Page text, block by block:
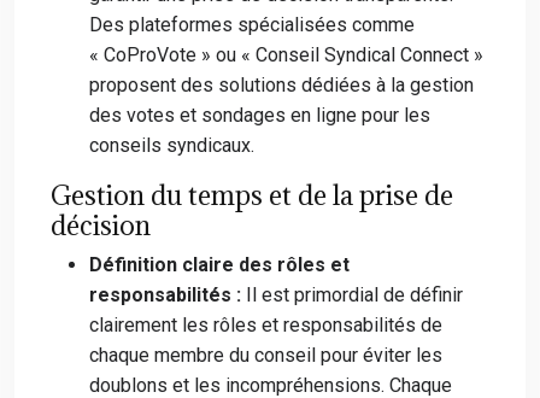
Des plateformes spécialisées comme
« CoProVote » ou « Conseil Syndical Connect »
proposent des solutions dédiées à la gestion
des votes et sondages en ligne pour les
conseils syndicaux.
Gestion du temps et de la prise de
décision
Définition claire des rôles et
responsabilités : Il est primordial de définir
clairement les rôles et responsabilités de
chaque membre du conseil pour éviter les
doublons et les incompréhensions. Chaque